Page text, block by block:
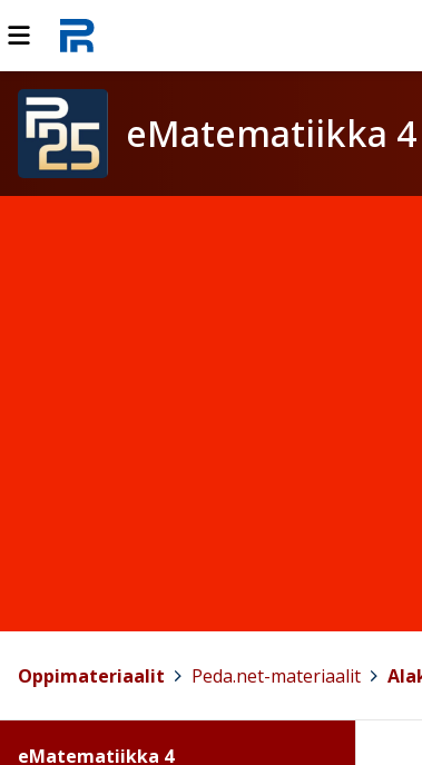
eMatematiikka 4
Oppimateriaalit Peda.net-materiaalit
eMatematiikka 4